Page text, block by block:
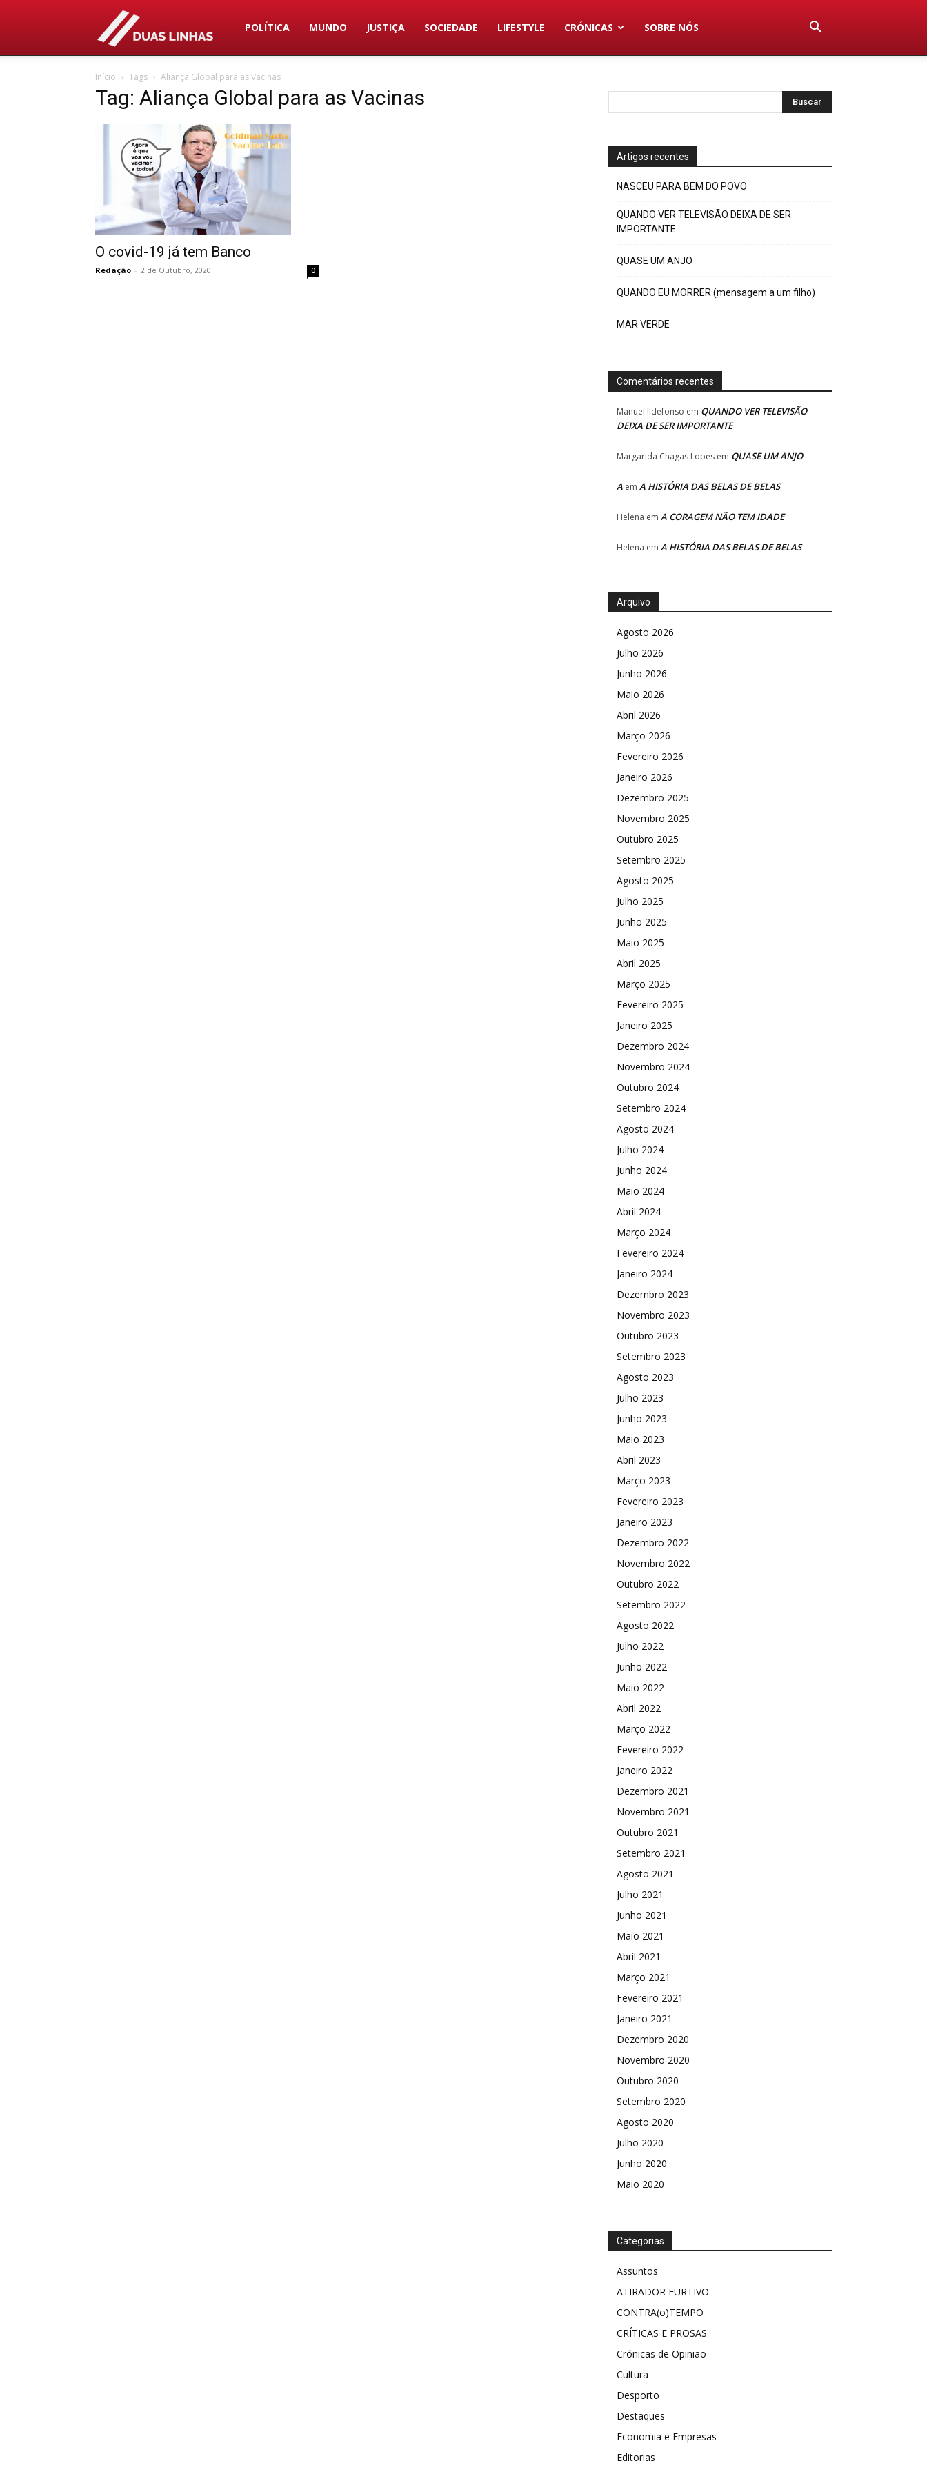
Duas
Linhas
POLÍTICA MUNDO JUSTIÇA SOCIEDADE LIFESTYLE CRÓNICAS SOBRE NÓS
Início Tags Aliança Global para as Vacinas
Tag: Aliança Global para as Vacinas
O covid-19 já tem Banco
Redação - 2 de Outubro, 2020 0
Artigos recentes
NASCEU PARA BEM DO POVO
QUANDO VER TELEVISÃO DEIXA DE SER
IMPORTANTE
QUASE UM ANJO
QUANDO EU MORRER (mensagem a um filho)
MAR VERDE
Comentários recentes
Manuel Ildefonso em QUANDO VER TELEVISÃO
DEIXA DE SER IMPORTANTE
Margarida Chagas Lopes em QUASE UM ANJO
A em A HISTÓRIA DAS BELAS DE BELAS
Helena em A CORAGEM NÃO TEM IDADE
Helena em A HISTÓRIA DAS BELAS DE BELAS
Arquivo
Agosto 2026
Julho 2026
Junho 2026
Maio 2026
Abril 2026
Março 2026
Fevereiro 2026
Janeiro 2026
Dezembro 2025
Novembro 2025
Outubro 2025
Setembro 2025
Agosto 2025
Julho 2025
Junho 2025
Maio 2025
Abril 2025
Março 2025
Fevereiro 2025
Janeiro 2025
Dezembro 2024
Novembro 2024
Outubro 2024
Setembro 2024
Agosto 2024
Julho 2024
Junho 2024
Maio 2024
Abril 2024
Março 2024
Fevereiro 2024
Janeiro 2024
Dezembro 2023
Novembro 2023
Outubro 2023
Setembro 2023
Agosto 2023
Julho 2023
Junho 2023
Maio 2023
Abril 2023
Março 2023
Fevereiro 2023
Janeiro 2023
Dezembro 2022
Novembro 2022
Outubro 2022
Setembro 2022
Agosto 2022
Julho 2022
Junho 2022
Maio 2022
Abril 2022
Março 2022
Fevereiro 2022
Janeiro 2022
Dezembro 2021
Novembro 2021
Outubro 2021
Setembro 2021
Agosto 2021
Julho 2021
Junho 2021
Maio 2021
Abril 2021
Março 2021
Fevereiro 2021
Janeiro 2021
Dezembro 2020
Novembro 2020
Outubro 2020
Setembro 2020
Agosto 2020
Julho 2020
Junho 2020
Maio 2020
Categorias
Assuntos
ATIRADOR FURTIVO
CONTRA(o)TEMPO
CRÍTICAS E PROSAS
Crónicas de Opinião
Cultura
Desporto
Destaques
Economia e Empresas
Editorias